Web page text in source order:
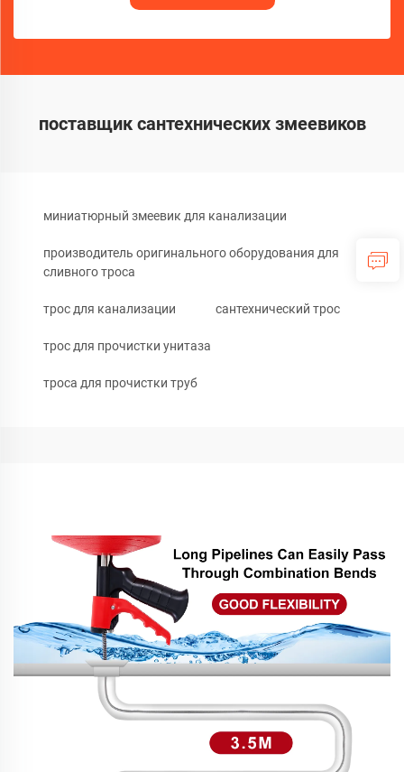
поставщик сантехнических змеевиков
миниатюрный змеевик для канализации
производитель оригинального оборудования для
сливного троса
трос для канализации сантехнический трос
трос для прочистки унитаза
троса для прочистки труб